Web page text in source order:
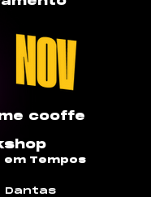
em Tempos
Dantas
cooffe